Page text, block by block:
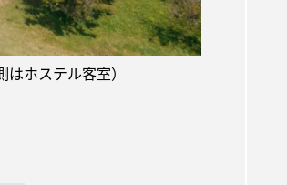
ホステル客室）